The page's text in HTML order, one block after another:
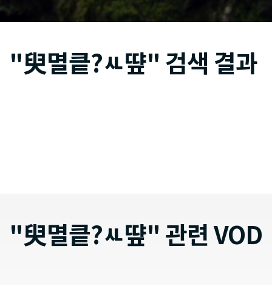
"臾멸킅?ㅻ떂" 검색 결과
"臾멸킅?ㅻ떂" 관련 VOD